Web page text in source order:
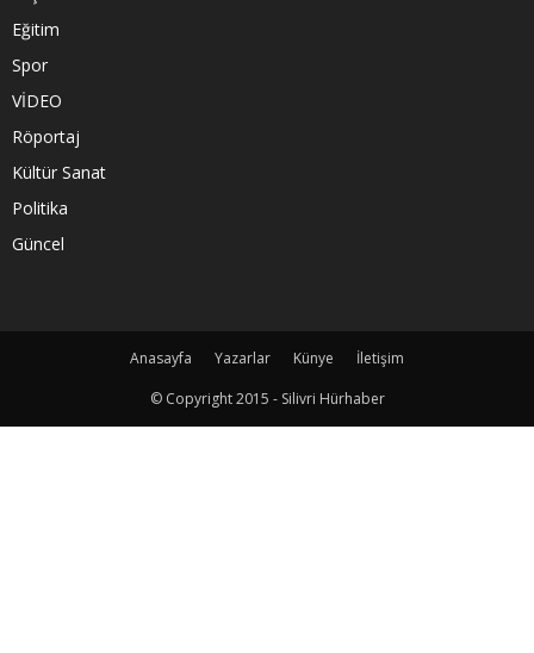
Eğitim
Spor
VİDEO
Röportaj
Kültür Sanat
Politika
Güncel
Anasayfa Yazarlar Künye
İletişim
© Copyright 2015 - Silivri Hürhaber